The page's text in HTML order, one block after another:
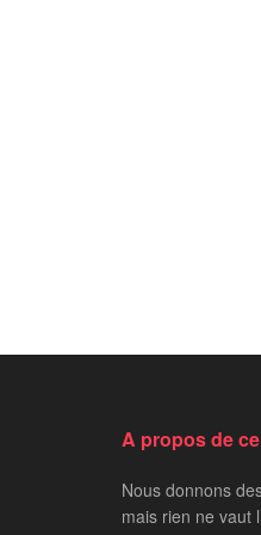
A propos de
Nous donnons
mais rien ne vaut